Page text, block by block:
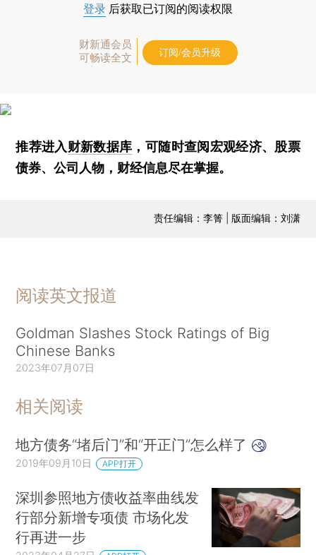
登录 后获取已订阅的阅读权限
财新通会员
可畅读全文
订阅/会员升级
推荐进入财新数据库 ，可随时查阅宏观经济、股票
债券、公司人物，财经信息尽在掌握。
责任编辑：李箐 | 版面编辑：刘潇
阅读英文报道
Goldman Slashes Stock Ratings of Big
Chinese Banks
2023年07月07日
相关阅读
地方债务“堵后门”和“开正门”怎么样了
2019年09月10日 APP打开
深圳参照地方债收益率曲线发
行部分新增专项债 市场化发
行再进一步